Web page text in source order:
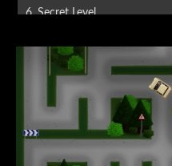
6. Secret Level